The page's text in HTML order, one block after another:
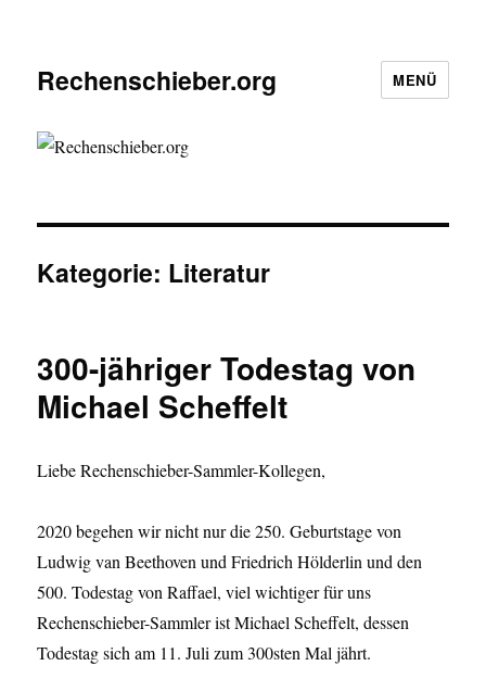
Rechenschieber.org MENÜ
Kategorie: Literatur
300-jähriger Todestag von
Michael Scheffelt
Liebe Rechenschieber-Sammler-Kollegen,
2020 begehen wir nicht nur die 250. Geburtstage von
Ludwig van Beethoven und Friedrich Hölderlin und den
500. Todestag von Raffael, viel wichtiger für uns
Rechenschieber-Sammler ist Michael Scheffelt, dessen
Todestag sich am 11. Juli zum 300sten Mal jährt.